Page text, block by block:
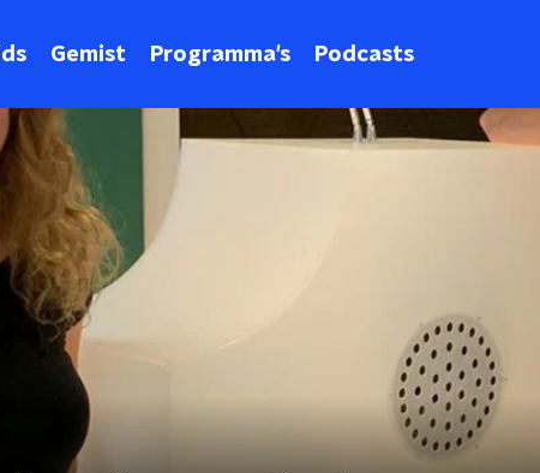
Gemist Programma's Podcasts